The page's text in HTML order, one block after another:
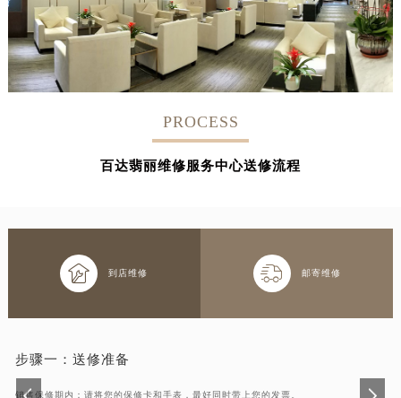
PROCESS
百达翡丽维修服务中心送修流程
 到店维修  邮寄维修
步骤一： 送修准备
销售保修期内：请将您的保修卡和手表，最好同时带上您的发票。